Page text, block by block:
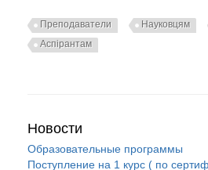
Преподаватели Науковцям
Аспірантам
Новости
Образовательные программы
Поступление на 1 курс ( по